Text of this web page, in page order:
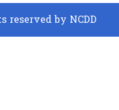
by NCDD